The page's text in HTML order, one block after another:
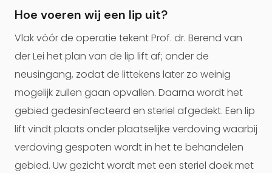
Hoe voeren wij een lip uit?
Vlak vóór de operatie tekent Prof. dr. Berend van
der Lei het plan van de lip lift af; onder de
neusingang, zodat de littekens later zo weinig
mogelijk zullen gaan opvallen. Daarna wordt het
gebied gedesinfecteerd en steriel afgedekt. Een lip
lift vindt plaats onder plaatselijke verdoving waarbij
verdoving gespoten wordt in het te behandelen
gebied. Uw gezicht wordt met een steriel doek met